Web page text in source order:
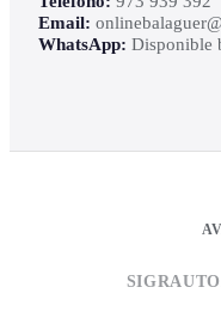
Email:
WhatsApp: Disponible
SIGRAUTO